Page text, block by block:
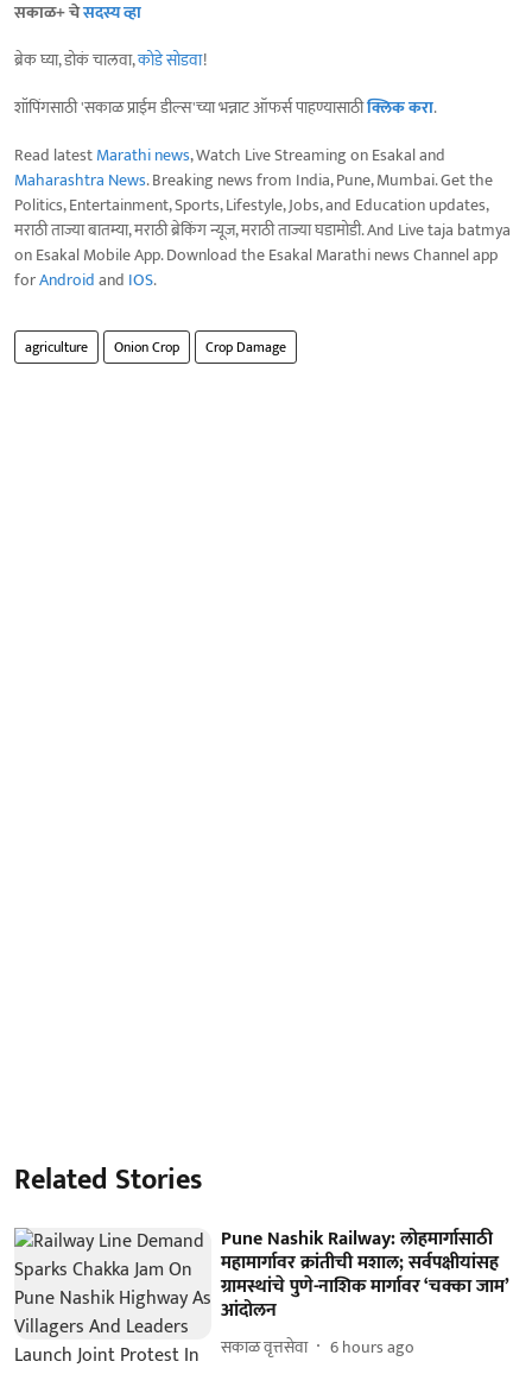
सकाळ+ चेसदस्य व्हा
ब्रेक घ्या, डोकं चालवा,कोडे सोडवा!
शॉपिंगसाठी 'सकाळ प्राईम डील्स'च्या भन्नाट ऑफर्स पाहण्यासाठीक्लिक करा.
Read latestMarathi news, Watch Live Streaming on Esakal and
Maharashtra News. Breaking news from India, Pune, Mumbai. Get the
Politics, Entertainment, Sports, Lifestyle, Jobs, and Education updates,
मराठी ताज्या बातम्या, मराठी ब्रेकिंग न्यूज, मराठी ताज्या घडामोडी. And Live taja batmya
on Esakal Mobile App. Download the Esakal Marathi news Channel app
forAndroidand IOS.
agriculture Onion Crop Crop Damage
Related Stories
Pune Nashik Railway: लोहमार्गासाठी
महामार्गावर क्रांतीची मशाल; सर्वपक्षीयांसह
ग्रामस्थांचे पुणे-नाशिक मार्गावर ‘चक्का जाम’
आंदोलन
सकाळ वृत्तसेवा 6 hours ago